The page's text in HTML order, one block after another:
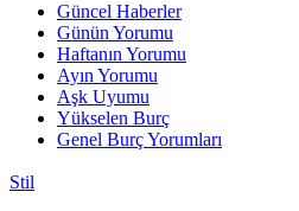
Güncel Haberler
Günün Yorumu
Haftanın Yorumu
Ayın Yorumu
Aşk Uyumu
Yükselen Burç
Genel Burç Yorumları
Stil